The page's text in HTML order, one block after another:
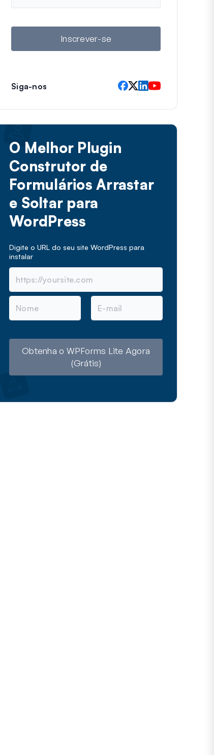
m
i
Inscrever-se
Siga-nos
O Melhor Plugin
Construtor de
Formulários Arrastar
e Soltar para
WordPress
Digite o URL do seu site WordPress para
instalar
N
m
E
m
Obtenha o WPForms Lite Agora
(Grátis)